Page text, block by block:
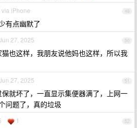
49
iPhone
有点幽默了
50
27, 2025
也这样，我朋友说他妈也这样，所以我
51
27, 2025
就坏了，一直显示集便器满了，上网一
问题了，真的垃圾
52
1